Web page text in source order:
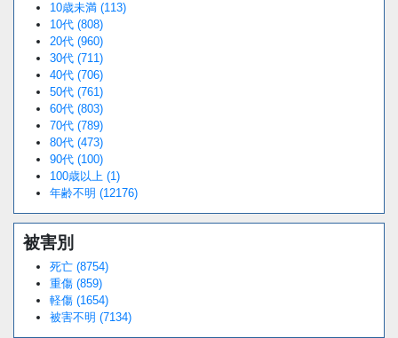
10歳未満 (113)
10代 (808)
20代 (960)
30代 (711)
40代 (706)
50代 (761)
60代 (803)
70代 (789)
80代 (473)
90代 (100)
100歳以上 (1)
年齢不明 (12176)
被害別
死亡 (8754)
重傷 (859)
軽傷 (1654)
被害不明 (7134)